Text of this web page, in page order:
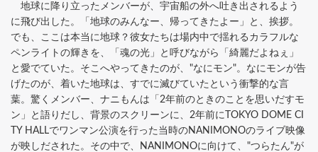
地球に降り立ったメンバーが、宇宙船の外へ吐き出されるよう
に飛び出した。「地球のみんなー、帰ってきたよー」と、挨拶。
でも、ここは本当に地球？彼女たちは場内中で揺れるカラフルな
ペンライトの輝きを、「魂の光」と呼びながら「綺麗だよねぇ」
と愛でていた。そこへやってきたのが、"なにモン"。なにモンが告
げたのが、着いた地球は、すでに滅びていたという衝撃的な言
葉。驚くメンバー、ナニもんは「2年前のときのことを思いだすモ
ン」と語りだし、背景のスクリーンに、2年前にTOKYO DOME CI
TY HALLでワンマン公演を行った当時のNANIMONOのライブ映像
が映しだされた。その中で、NANIMONOに向けて、"つらたん"が